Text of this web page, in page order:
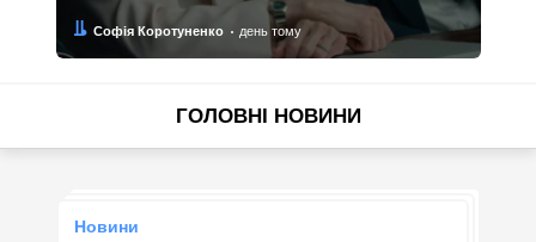
Автор:
Софія Коротуненко
Дата: день тому
ГОЛОВНІ НОВИНИ
Новини